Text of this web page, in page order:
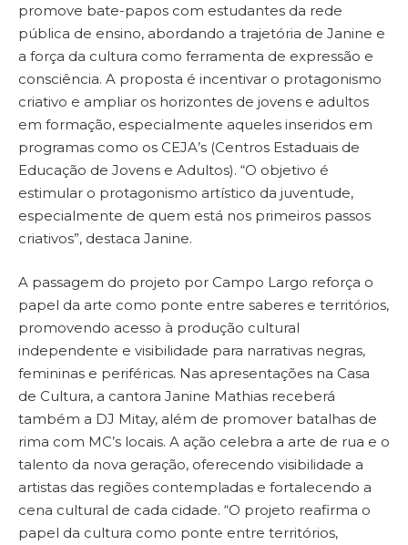
promove bate-papos com estudantes da rede
pública de ensino, abordando a trajetória de Janine e
a força da cultura como ferramenta de expressão e
consciência. A proposta é incentivar o protagonismo
criativo e ampliar os horizontes de jovens e adultos
em formação, especialmente aqueles inseridos em
programas como os CEJA’s (Centros Estaduais de
Educação de Jovens e Adultos). “O objetivo é
estimular o protagonismo artístico da juventude,
especialmente de quem está nos primeiros passos
criativos”, destaca Janine.
A passagem do projeto por Campo Largo reforça o
papel da arte como ponte entre saberes e territórios,
promovendo acesso à produção cultural
independente e visibilidade para narrativas negras,
femininas e periféricas. Nas apresentações na Casa
de Cultura, a cantora Janine Mathias receberá
também a DJ Mitay, além de promover batalhas de
rima com MC’s locais. A ação celebra a arte de rua e o
talento da nova geração, oferecendo visibilidade a
artistas das regiões contempladas e fortalecendo a
cena cultural de cada cidade. “O projeto reafirma o
papel da cultura como ponte entre territórios,